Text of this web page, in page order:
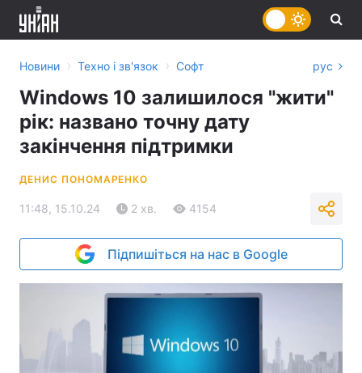
Новини › Техно і зв'язок › Софт рус
Windows 10 залишилося "жити"
рік: названо точну дату
закінчення підтримки
ДЕНИС ПОНОМАРЕНКО
11:48, 15.10.24 2 хв. 4154
Підпишіться на нас в Google